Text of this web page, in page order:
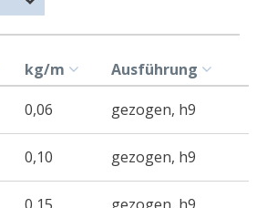
kg/m
Ausführung
0,06 gezogen, h9
0,10 gezogen, h9